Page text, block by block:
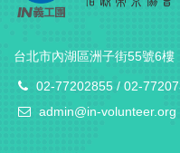
台北市內湖區洲子街55號6樓
02-77202855 / 02-
admin@in-volunteer.org